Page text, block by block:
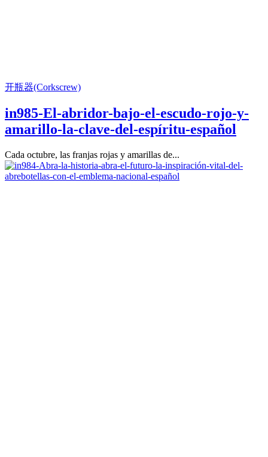
开瓶器(Corkscrew)
in985-El-abridor-bajo-el-escudo-rojo-y-
amarillo-la-clave-del-espíritu-español
Cada octubre, las franjas rojas y amarillas de...